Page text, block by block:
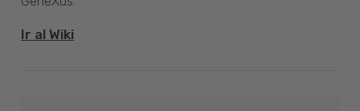
Ir al Wiki